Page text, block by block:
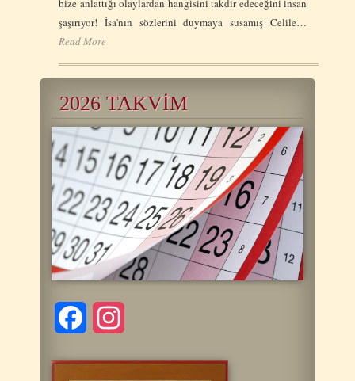
şaşırıyor! İsa'nın sözlerini duymaya susamış Celile…
Read More
2026 TAKVİM
Facebook